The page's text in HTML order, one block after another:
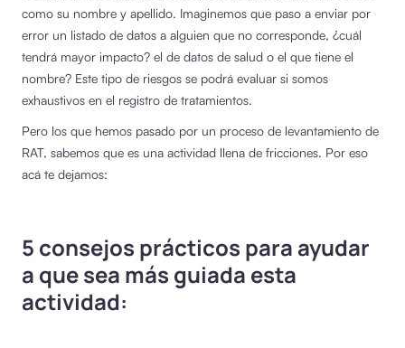
como su nombre y apellido. Imaginemos que paso a enviar por
error un listado de datos a alguien que no corresponde, ¿cuál
tendrá mayor impacto? el de datos de salud o el que tiene el
nombre? Este tipo de riesgos se podrá evaluar si somos
exhaustivos en el registro de tratamientos.
Pero los que hemos pasado por un proceso de levantamiento de
RAT, sabemos que es una actividad llena de fricciones. Por eso
acá te dejamos:
5 consejos prácticos para ayudar
a que sea más guiada esta
actividad: